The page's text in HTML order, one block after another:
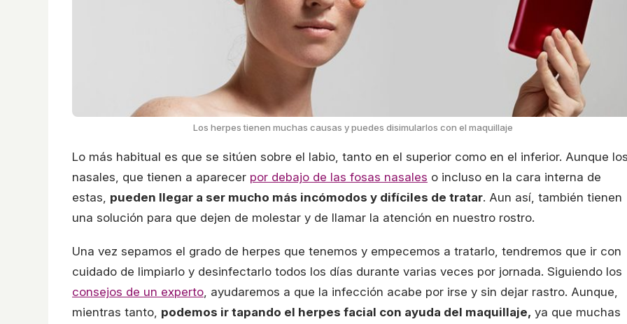
Los herpes tienen muchas causas y puedes disimularlos con el maquillaje
Lo más habitual es que se sitúen sobre el labio, tanto en el superior como en el inferior. Aunque
nasales, que tienen a aparecer por debajo de las fosas nasales o incluso en la cara interna de
estas, pueden llegar a ser mucho más incómodos y difíciles de tratar. Aun así, también tienen
una solución para que dejen de molestar y de llamar la atención en nuestro rostro.
Una vez sepamos el grado de herpes que tenemos y empecemos a tratarlo, tendremos que ir con
cuidado de limpiarlo y desinfectarlo todos los días durante varias veces por jornada. Siguiendo los
consejos de un experto , ayudaremos a que la infección acabe por irse y sin dejar rastro. Aunque,
mientras tanto, podemos ir tapando el herpes facial con ayuda del maquillaje, ya que muchas